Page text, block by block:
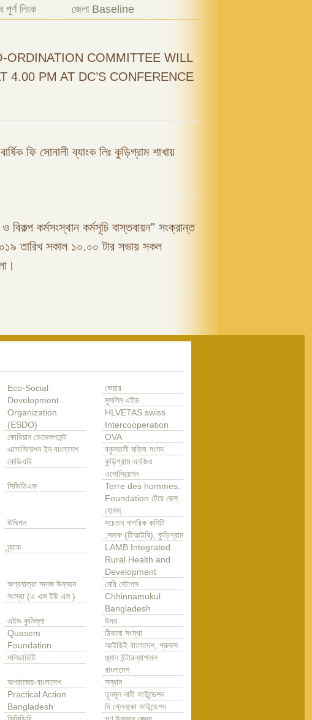
লিংক জেলা Baseline
ORDINATION COMMITTEE WILL
4.00 PM AT DC’S CONFERENCE
ফি সোনালী ব্যাংক লিঃ কুড়িগ্রাম শাখায়
কর্মসংস্থান কর্মসূচি বাস্তবায়ন" সংক্রান্ত
তারিখ সকাল ১০.০০ টার সভায় সকল
Eco-Social
Development
Organization
(ESDO)
কেয়ার
মুসলিম এইড
HLVETAS swiss
Intercooperation
কোরিয়ান ডেভেলপমেন্ট
এসোসিয়েশন ইন বাংলাদেশ
কেডিএবি
OVA
বকুলতলী মহিলা সংসদ
কুড়িগ্রাম এনজিও
এসোসিয়েশন
সিডিডিএফ
Terre des hommes,
Foundation টেরে ডেস্
হোমস্
উদ্দিপন
সচেতন নাগরিক কমিটি
,সনাক (টিআইবি), কুড়িগ্রাম
ব্র্যাক
LAMB Integrated
Rural Health and
Development
অগ্রযাত্রা সমাজ উন্নয়ন
সংস্থা (এ এস ইউ এস )
মেরি স্টোপস
Chhinnamukul
Bangladesh
এইড কুমিল্লা
উদয়
Quasem
Foundation
ঠিকানা সংস্থা
আইডিই বাংলাদেশ, প্রুফস
সলিডারিটি
প্ল্যান ইন্টারন্যাশনাল
বাংলাদেশ
অপরাজেয়-বাংলাদেশ
সন্ধান
Practical Action
Bangladesh
তৃনমূল নারী ফাউন্ডেশন
দি গ্লেনকো ফাউন্ডেশন